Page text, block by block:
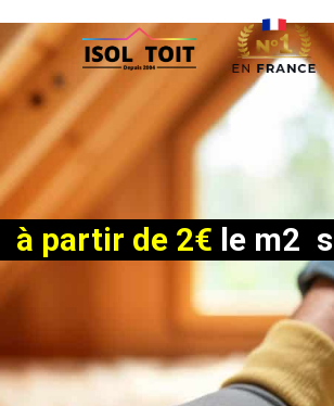
Aller
au
contenu
Avec ISOLTOIT,
l'isolation de combles
à partir de 2€ le m2